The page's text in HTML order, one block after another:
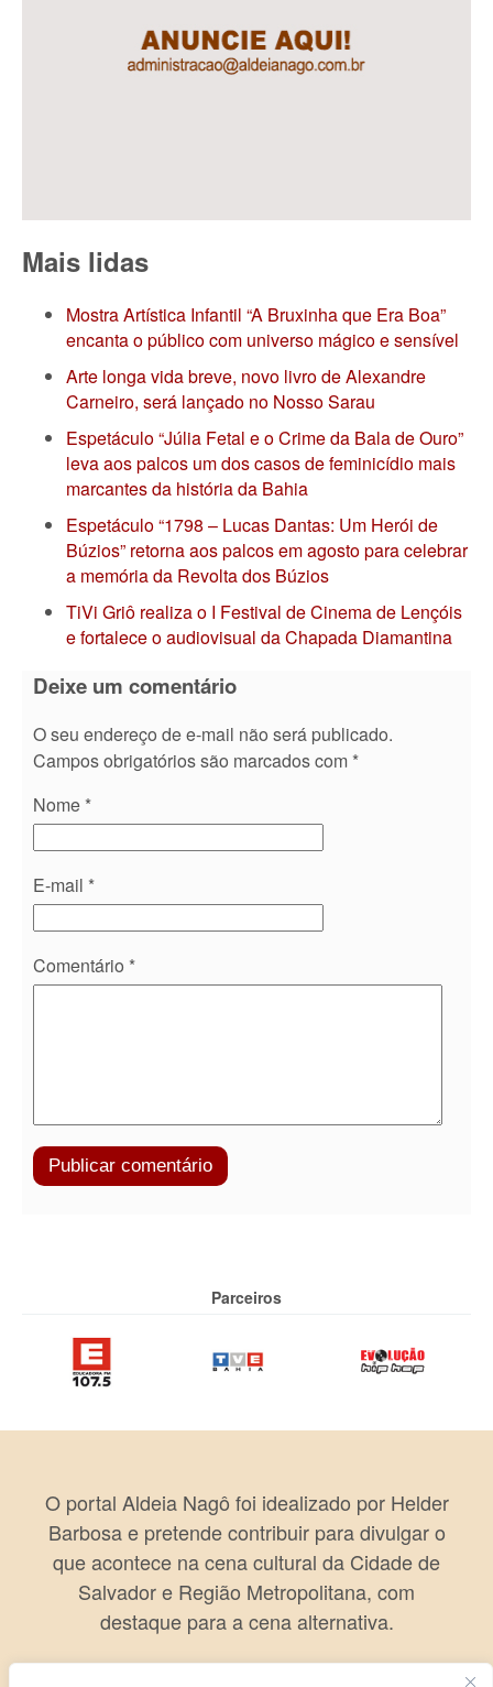
Mais lidas
Mostra Artística Infantil “A Bruxinha que Era Boa”
encanta o público com universo mágico e sensível
Arte longa vida breve, novo livro de Alexandre
Carneiro, será lançado no Nosso Sarau
Espetáculo “Júlia Fetal e o Crime da Bala de Ouro”
leva aos palcos um dos casos de feminicídio mais
marcantes da história da Bahia
Espetáculo “1798 – Lucas Dantas: Um Herói de
Búzios” retorna aos palcos em agosto para celebrar
a memória da Revolta dos Búzios
TiVi Griô realiza o I Festival de Cinema de Lençóis
e fortalece o audiovisual da Chapada Diamantina
Deixe um comentário
O seu endereço de e-mail não será publicado.
Campos obrigatórios são marcados com *
Nome *
E-mail *
Comentário *
Parceiros
O portal Aldeia Nagô foi idealizado por Helder
Barbosa e pretende contribuir para divulgar o
que acontece na cena cultural da Cidade de
Salvador e Região Metropolitana, com
destaque para a cena alternativa.